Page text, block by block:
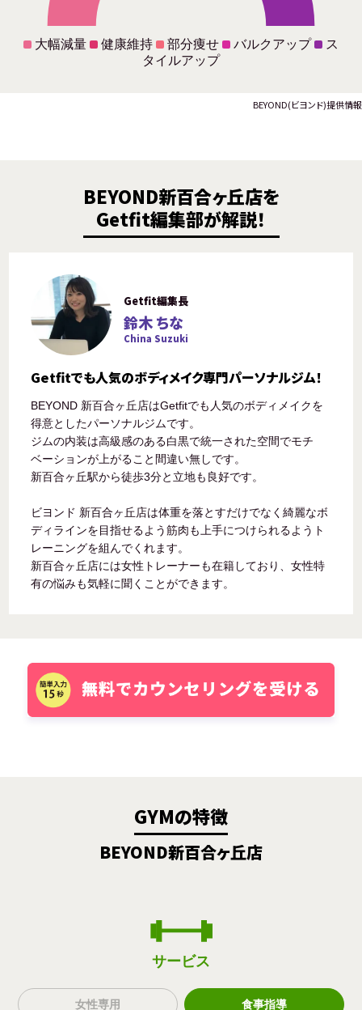
大幅減量 健康維持 部分痩せ バルクアップ
ス
タイルアップ
BEYOND(ビヨンド)提供情報
BEYOND新百合ヶ丘店を
Getfit編集部が解説！
Getfit編集長
鈴木 ちな
China Suzuki
Getfitでも人気のボディメイク専門パーソナルジム！
BEYOND 新百合ヶ丘店はGetfitでも人気のボディメイクを
得意としたパーソナルジムです。
ジムの内装は高級感のある白黒で統一された空間でモチ
ベーションが上がること間違い無しです。
新百合ヶ丘駅から徒歩3分と立地も良好です。
ビヨンド 新百合ヶ丘店は体重を落とすだけでなく綺麗なボ
ディラインを目指せるよう筋肉も上手につけられるようト
レーニングを組んでくれます。
新百合ヶ丘店には女性トレーナーも在籍しており、女性特
有の悩みも気軽に聞くことができます。
GYMの特徴
BEYOND新百合ヶ丘店
サービス
女性専用 食事指導